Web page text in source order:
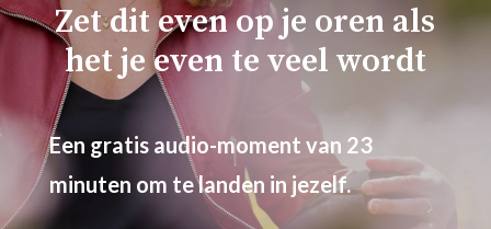
Zet dit even op je oren als
het je even te veel wordt
Een gratis audio-moment van 23
minuten om te landen in jezelf.